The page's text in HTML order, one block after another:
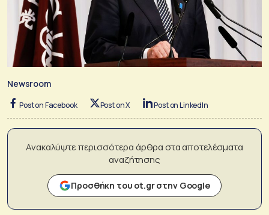
Newsroom
Post on Facebook Post on X Post on LinkedIn
Ανακαλύψτε περισσότερα άρθρα στα αποτελέσματα
αναζήτησης
Προσθήκη του ot.gr στην Google